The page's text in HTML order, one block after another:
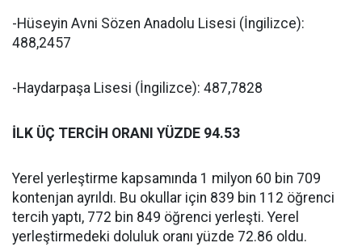
-Hüseyin Avni Sözen Anadolu Lisesi (İngilizce):
488,2457
-Haydarpaşa Lisesi (İngilizce): 487,7828
İLK ÜÇ TERCİH ORANI YÜZDE 94.53
Yerel yerleştirme kapsamında 1 milyon 60 bin 709
kontenjan ayrıldı. Bu okullar için 839 bin 112 öğrenci
tercih yaptı, 772 bin 849 öğrenci yerleşti. Yerel
yerleştirmedeki doluluk oranı yüzde 72.86 oldu.